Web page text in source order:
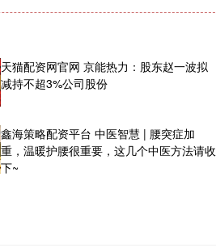
天猫配资网官网 京能热力：股东赵一波拟
减持不超3%公司股份
鑫海策略配资平台 中医智慧 | 腰突症加
重，温暖护腰很重要，这几个中医方法请收
下~